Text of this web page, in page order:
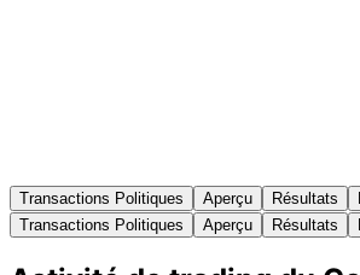
Transactions Politiques Aperçu Résultats
Transactions Politiques
Aperçu Résultats